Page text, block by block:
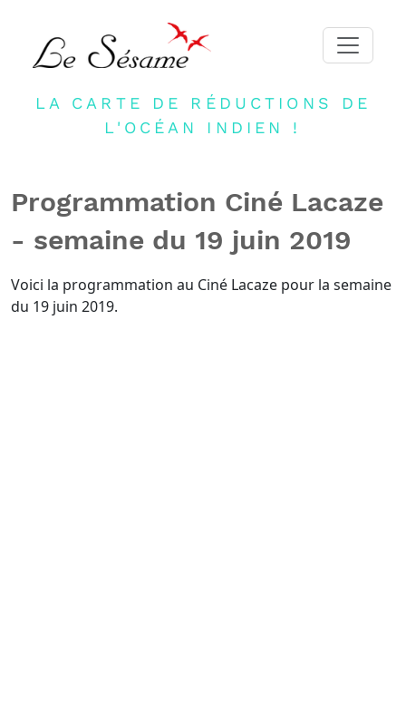
ACCUEIL
BLOG
NEWSLETTER
DEVENIR PARTENAIRE
LA CARTE DE RÉDUCTIONS DE
L'OCÉAN INDIEN !
Programmation Ciné Lacaze
- semaine du 19 juin 2019
Voici la programmation au Ciné Lacaze pour la semaine
du 19 juin 2019.